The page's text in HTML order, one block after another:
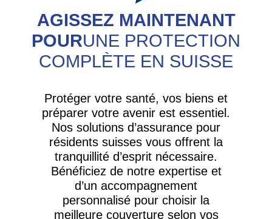
AGISSEZ MAINTENANT
POURUNE PROTECTION
COMPLÈTE EN SUISSE
Protéger votre santé, vos biens et
préparer votre avenir est essentiel.
Nos solutions d’assurance pour
résidents suisses vous offrent la
tranquillité d’esprit nécessaire.
Bénéficiez de notre expertise et
d’un accompagnement
personnalisé pour choisir la
meilleure couverture selon vos